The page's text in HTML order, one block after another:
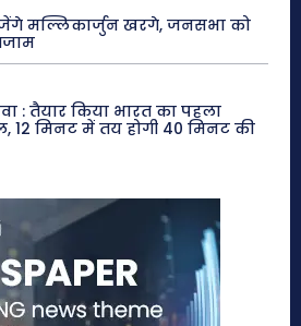
मल्लिकार्जुन खरगे, जनसभा को
: तैयार किया भारत का पहला
12 मिनट में तय होगी 40 मिनट की